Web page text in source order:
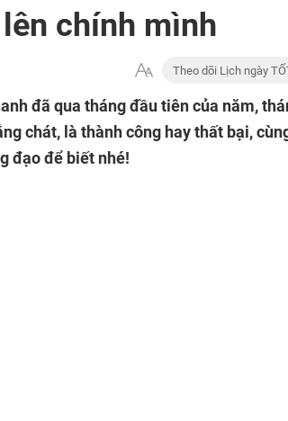
chính mình
Theo dõi Lịch ngày
đã qua tháng đầu tiên của năm,
chát, là thành công hay thất bại,
đạo để biết nhé!